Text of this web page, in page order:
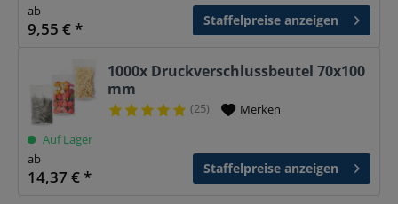
ab
9,55 € * Staffelpreise anzeigen
1000x Druckverschlussbeutel 70x100
mm
(25)¹ Merken
Auf Lager
ab
14,37 € * Staffelpreise anzeigen